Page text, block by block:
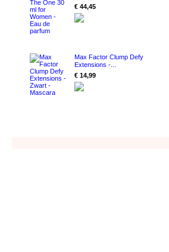
€ 44,45
Max Factor Clump Defy
Extensions -...
€ 14,99